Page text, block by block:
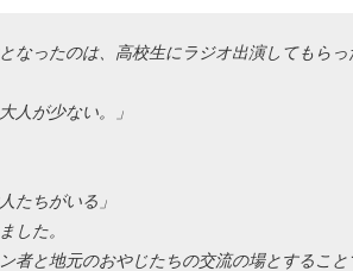
なったのは、高校生にラジオ出演してもらっ
人が少ない。」
たちがいる」
した。
者と地元のおやじたちの交流の場とすること